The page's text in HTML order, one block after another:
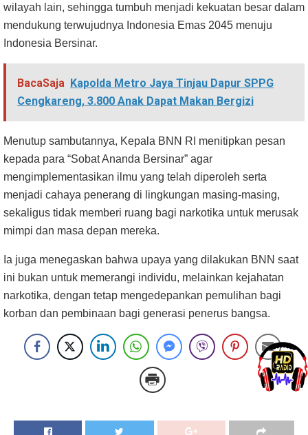
wilayah lain, sehingga tumbuh menjadi kekuatan besar dalam
mendukung terwujudnya Indonesia Emas 2045 menuju
Indonesia Bersinar.
BacaSaja Kapolda Metro Jaya Tinjau Dapur SPPG
Cengkareng, 3.800 Anak Dapat Makan Bergizi
Menutup sambutannya, Kepala BNN RI menitipkan pesan
kepada para “Sobat Ananda Bersinar” agar
mengimplementasikan ilmu yang telah diperoleh serta
menjadi cahaya penerang di lingkungan masing-masing,
sekaligus tidak memberi ruang bagi narkotika untuk merusak
mimpi dan masa depan mereka.
Ia juga menegaskan bahwa upaya yang dilakukan BNN saat
ini bukan untuk memerangi individu, melainkan kejahatan
narkotika, dengan tetap mengedepankan pemulihan bagi
korban dan pembinaan bagi generasi penerus bangsa.